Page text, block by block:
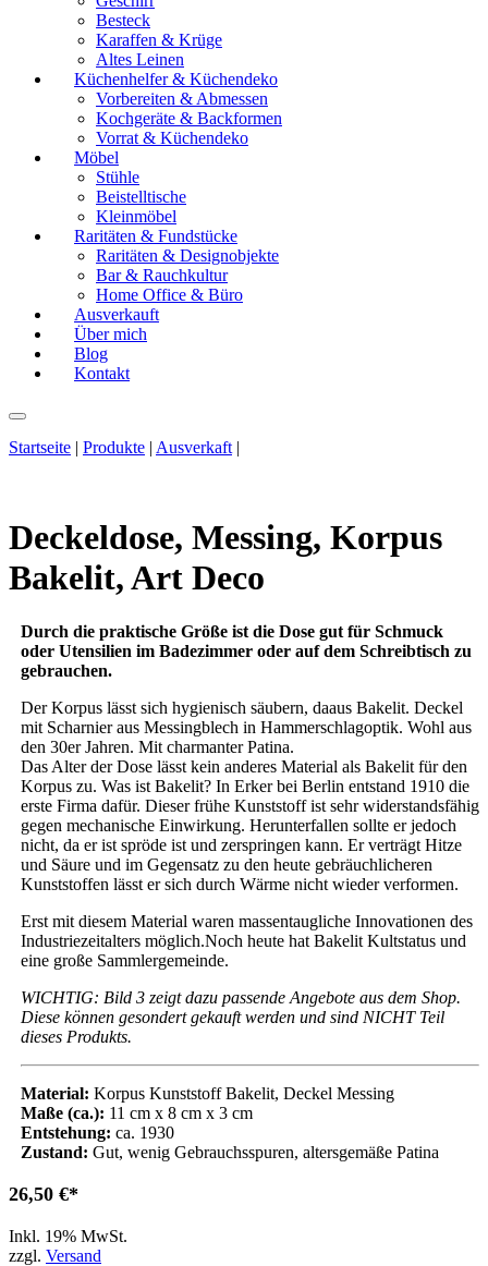
Besteck
Karaffen & Krüge
Altes Leinen
Küchenhelfer & Küchendeko
Vorbereiten & Abmessen
Kochgeräte & Backformen
Vorrat & Küchendeko
Möbel
Stühle
Beistelltische
Kleinmöbel
Raritäten & Fundstücke
Raritäten & Designobjekte
Bar & Rauchkultur
Home Office & Büro
Ausverkauft
Über mich
Blog
Kontakt
Startseite | Produkte | Ausverkaft |
Deckeldose, Messing, Korpus
Bakelit, Art Deco
Durch die praktische Größe ist die Dose gut für Schmuck
oder Utensilien im Badezimmer oder auf dem Schreibtisch zu
gebrauchen.
Der Korpus lässt sich hygienisch säubern, daaus Bakelit. Deckel
mit Scharnier aus Messingblech in Hammerschlagoptik. Wohl aus
den 30er Jahren. Mit charmanter Patina.
Das Alter der Dose lässt kein anderes Material als Bakelit für den
Korpus zu. Was ist Bakelit? In Erker bei Berlin entstand 1910 die
erste Firma dafür. Dieser frühe Kunststoff ist sehr widerstandsfähig
gegen mechanische Einwirkung. Herunterfallen sollte er jedoch
nicht, da er ist spröde ist und zerspringen kann. Er verträgt Hitze
und Säure und im Gegensatz zu den heute gebräuchlicheren
Kunststoffen lässt er sich durch Wärme nicht wieder verformen.
Erst mit diesem Material waren massentaugliche Innovationen des
Industriezeitalters möglich.Noch heute hat Bakelit Kultstatus und
eine große Sammlergemeinde.
WICHTIG: Bild 3 zeigt dazu passende Angebote aus dem Shop.
Diese können gesondert gekauft werden und sind NICHT Teil
dieses Produkts.
Material: Korpus Kunststoff Bakelit, Deckel Messing
Maße (ca.): 11 cm x 8 cm x 3 cm
Entstehung: ca. 1930
Zustand: Gut, wenig Gebrauchsspuren, altersgemäße Patina
26,50 €
Inkl. 19% MwSt.
zzgl. Versand